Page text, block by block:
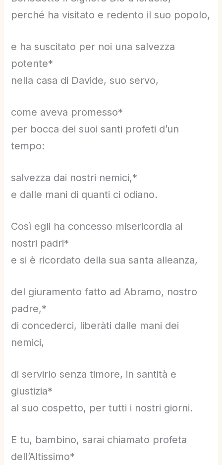
perché ha visitato e redento il suo popolo,
e ha suscitato per noi una salvezza
potente*
nella casa di Davide, suo servo,
come aveva promesso*
per bocca dei suoi santi profeti d’un
tempo:
salvezza dai nostri nemici,*
e dalle mani di quanti ci odiano.
Così egli ha concesso misericordia ai
nostri padri*
e si è ricordato della sua santa alleanza,
del giuramento fatto ad Abramo, nostro
padre,*
di concederci, liberàti dalle mani dei
nemici,
di servirlo senza timore, in santità e
giustizia*
al suo cospetto, per tutti i nostri giorni.
E tu, bambino, sarai chiamato profeta
dell’Altissimo*